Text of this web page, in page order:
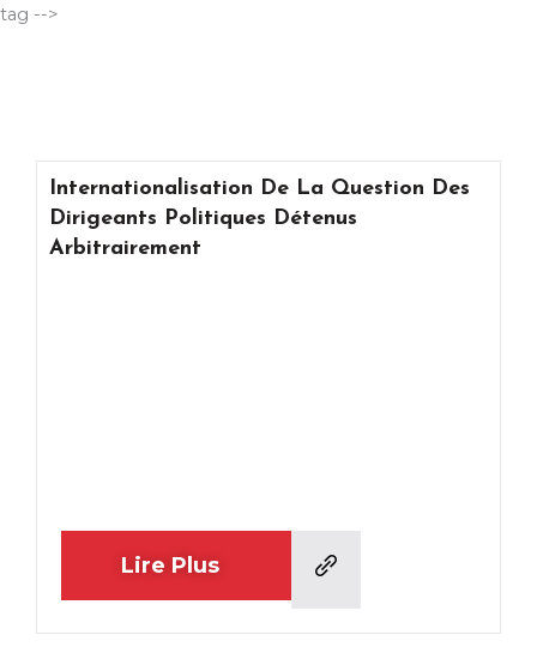
tag -->
Internationalisation De La Question Des
Dirigeants Politiques Détenus
Arbitrairement
Lire Plus